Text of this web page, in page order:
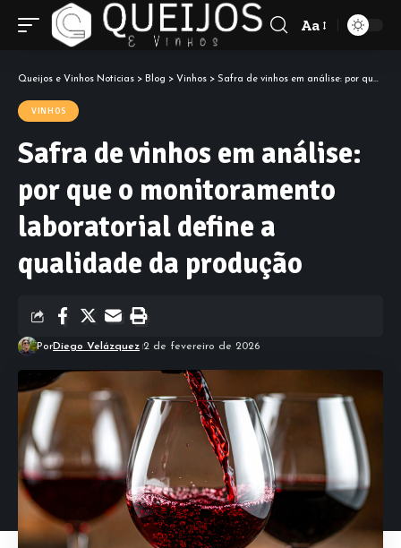
Font
Aa
Queijos e Vinhos Notícias > Blog > Vinhos > Safra de vinhos em análise: por que o monitoramento laboratorial define a qualidade da produção
VINHOS
Safra de vinhos em análise:
por que o monitoramento
laboratorial define a
qualidade da produção
PorDiego Velázquez 2 de fevereiro de 2026